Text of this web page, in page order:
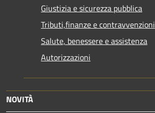
Giustizia e sicurezza pubblica
Tributi,finanze e contravvenzioni
Salute, benessere e assistenza
Autorizzazioni
NOVITÀ